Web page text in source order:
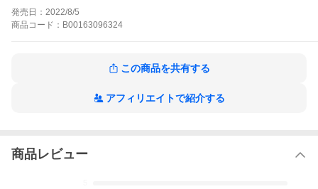
発売日： 2022/8/5
商品 コード： B00163096324
この商品を共有する
アフィリエイトで紹介する
商品レビュー